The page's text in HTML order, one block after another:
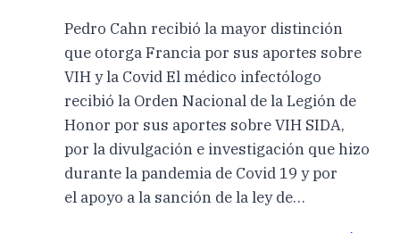
Pedro Cahn recibió la mayor distinción
que otorga Francia por sus aportes sobre
VIH y la Covid El médico infectólogo
recibió la Orden Nacional de la Legión de
Honor por sus aportes sobre VIH SIDA,
por la divulgación e investigación que hizo
durante la pandemia de Covid 19 y por
el apoyo a la sanción de la ley de…